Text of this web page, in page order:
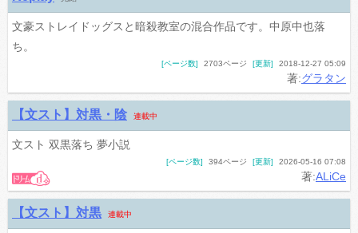
文豪ストレイドッグスと暗殺教室の混合作品です。中原中也落
ち。
著:グラタン
[ページ数] 2703ページ [更新] 2018-12-27 05:09
【文スト】対黒・陰 連載中
文スト 双黒落ち 夢小説
著:ALiCe
[ページ数] 394ページ [更新] 2026-05-16 07:08
【文スト】対黒 連載中